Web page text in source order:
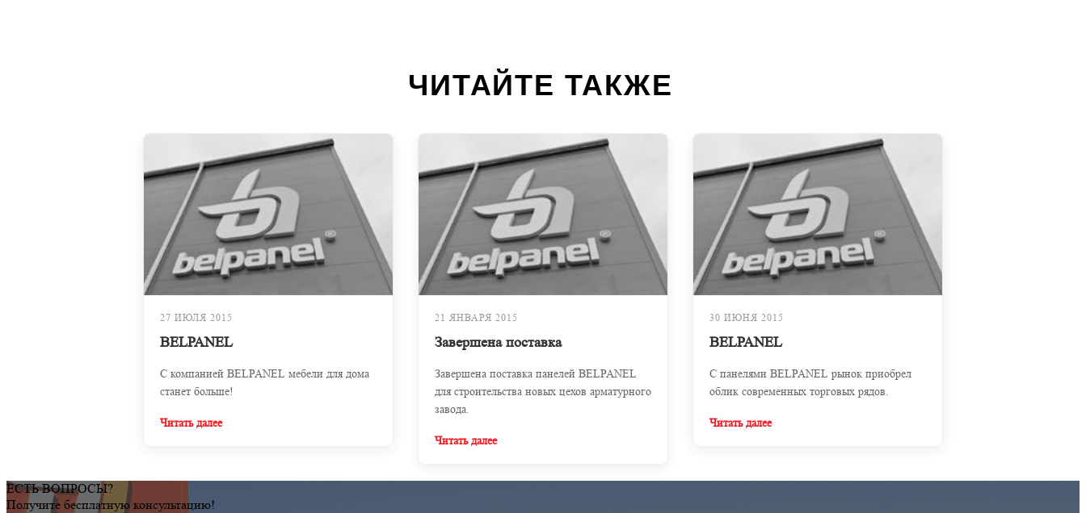
ЧИТАЙТЕ ТАКЖЕ
27 ИЮЛЯ 2015
BELPANEL
С компанией BELPANEL мебели для дома
станет больше!
Читать далее
21 ЯНВАРЯ 2015
Завершена поставка
Завершена поставка панелей BELPANEL
для строительства новых цехов арматурного
завода.
Читать далее
30 ИЮНЯ 2015
BELPANEL
С панелями BELPANEL рынок приобрел
облик современных торговых рядов.
Читать далее
ЕСТЬ ВОПРОСЫ?
Получите бесплатную консультацию!